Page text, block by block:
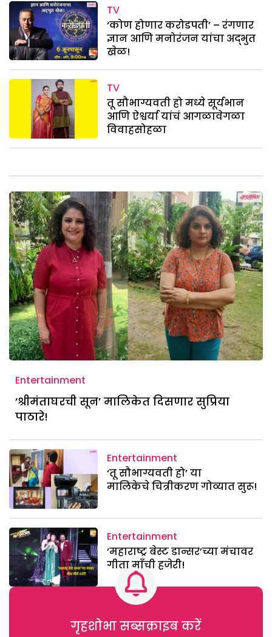
TV
‘कोण होणार करोडपती’ – रंगणार
ज्ञान आणि मनोरंजन यांचा अद्भुत
खेळ!
TV
तू सौभाग्यवती हो मध्ये सूर्यभान
आणि ऐश्वर्या यांचं आगळावेगळा
विवाहसोहळा
Entertainment
‘श्रीमंताघरची सून’ मालिकेत दिसणार सुप्रिया
पाठारे!
Entertainment
‘तू सौभाग्यवती हो’ या
मालिकेचे चित्रीकरण गोव्यात सुरू!
Entertainment
‘महाराष्ट्र बेस्ट डान्सर’च्या मंचावर
गीता माँची हजेरी!
गृहशोभा सब्सक्राइब करें